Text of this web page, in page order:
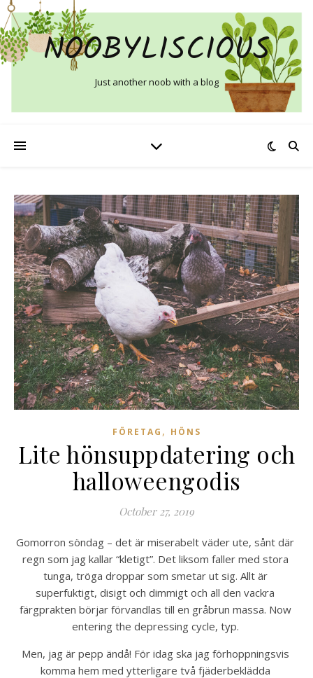
NOOBYLISCIOUS
Just another noob with a blog
FÖRETAG , HÖNS
Lite hönsuppdatering och
halloweengodis
October 27, 2019
Gomorron söndag – det är miserabelt väder ute, sånt där
regn som jag kallar “kletigt”. Det liksom faller med stora
tunga, tröga droppar som smetar ut sig. Allt är
superfuktigt, disigt och dimmigt och all den vackra
färgprakten börjar förvandlas till en gråbrun massa. Now
entering the depressing cycle, typ.
Men, jag är pepp ändå! För idag ska jag förhoppningsvis
komma hem med ytterligare två fjäderbeklädda